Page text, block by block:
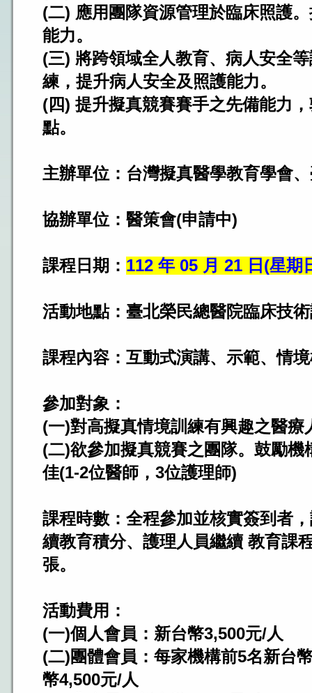
(二) 應用團隊資源管理於臨床照護
能力。
(三) 將跨領域全人教育、病人安全
練，提升病人安全及照護能力。
(四) 提升擬真競賽賽手之先備能力
點。
主辦單位：台灣擬真醫學教育學會
協辦單位：醫策會(申請中)
課程日期： 112 年 05 月 21 日(星期
活動地點：臺北榮民總醫院臨床技
課程內容：互動式演講、示範、情
參加對象：
(一)對高擬真情境訓練有興趣之醫療
(二)欲參加擬真競賽之團隊。鼓勵
佳(1-2位醫師，3位護理師)
課程時數：全程參加並核實簽到者
續教育積分、護理人員繼續 教育課
張。
活動費用：
(一)個人會員：新台幣3,500元/人
(二)團體會員：每家機構前5名新台
幣4,500元/人